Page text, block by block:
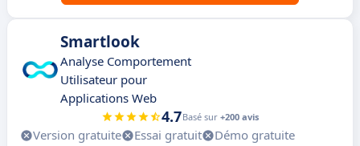
Smartlook
Analyse Comportement
Utilisateur pour
Applications Web
4.7Basé sur +200 avis
Version gratuite Essai gratuit
Démo gratuite